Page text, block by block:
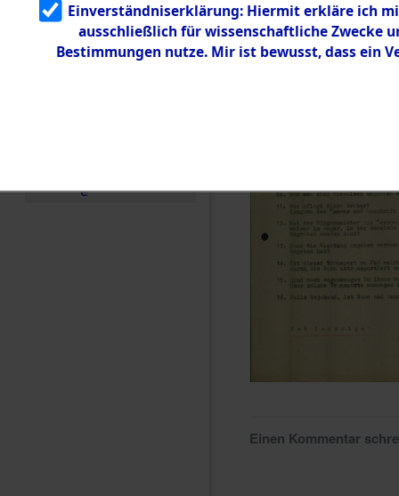
g
5.3.3
Todesmärsch
e
Einen Kommentar
Einverständniserklärung: Hiermit erkläre ich
ausschließlich für wissenschaftliche Zwecke
Bestimmungen nutze. Mir ist bewusst, dass ein